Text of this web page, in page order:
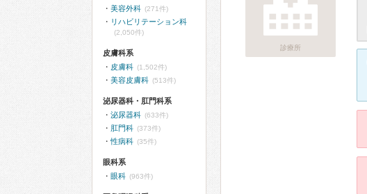
診療所
美容外科 (271件)
リハビリテーション科
(2,050件)
皮膚科系
皮膚科 (1,502件)
美容皮膚科 (513件)
泌尿器科・肛門科系
泌尿器科 (633件)
肛門科 (373件)
性病科 (35件)
眼科系
眼科 (963件)